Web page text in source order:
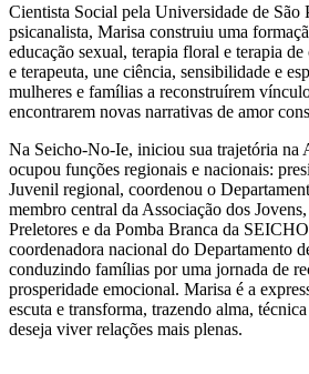
Cientista Social pela Universidade de São
psicanalista, Marisa construiu uma
educação sexual, terapia floral e terapia
e terapeuta, une ciência, sensibilidade e
mulheres e famílias a reconstruírem
encontrarem novas narrativas de amor
Na Seicho-No-Ie, iniciou sua trajetória na
ocupou funções regionais e nacionais:
Juvenil regional, coordenou o
membro central da Associação dos
Preletores e da Pomba Branca da
coordenadora nacional do Departamento
conduzindo famílias por uma jornada de
prosperidade emocional. Marisa é a
escuta e transforma, trazendo alma,
deseja viver relações mais plenas.